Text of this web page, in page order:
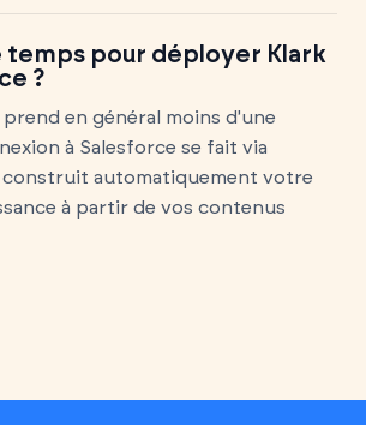
temps pour déployer Klark
?
en général moins d'une
à Salesforce se fait via
construit automatiquement votre
à partir de vos contenus